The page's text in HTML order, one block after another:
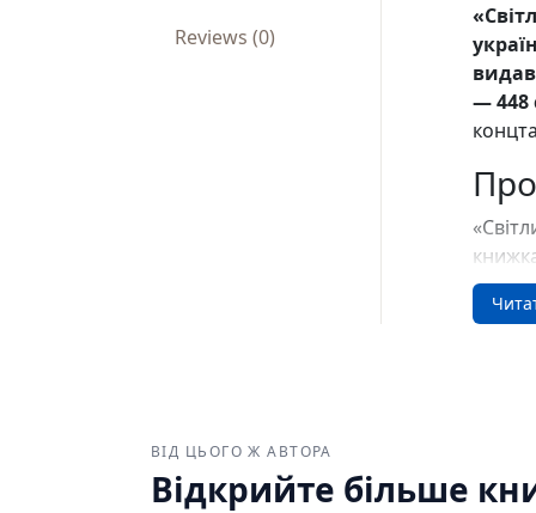
Reviews (0)
— 448
де
ВІД ЦЬОГО Ж АВТОРА
Відкрийте більше